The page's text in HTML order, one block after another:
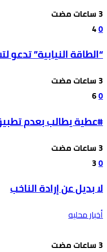
0
4
“الطاقة النيابية”
0
6
#عطية يطالب بعدم تطبيق نسبة الـ30 بالمئة للالتحاق بالحقل
0
3
لا بديل عن إرادة الناخب
أخبار محليه